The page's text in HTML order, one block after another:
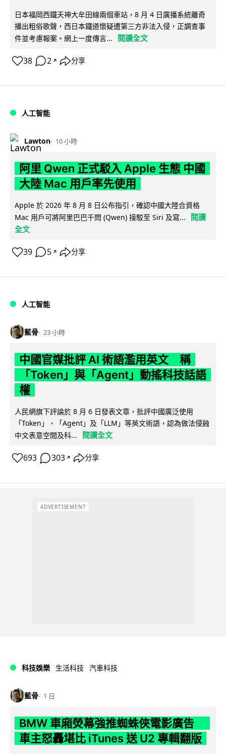
日本福岡西鐵天神大牟田線兩個車站，8 月 4 日廣播系統離奇
播出粗俗歌聲，西日本鐵道懷疑遭第三方非法入侵，正調查事
件並考慮報案。網上一度傳言...
閱讀全文
38 2 ↗ 分享
人工智能
Lawton 10 小時
阿里 Qwen 正式駁入 Apple 生態 中國
大陸 Mac 用戶率先使用
Apple 於 2026 年 8 月 8 日公布指引，確認中國大陸合資格
Mac 用戶可將阿里巴巴千問 (Qwen) 接駁至 Siri 及寫...
閱讀
全文
39 5 ↗ 分享
人工智能
藍骨 23 小時
中國官媒批評 AI 術語濫用英文 稱
「Token」與「Agent」動搖科技話語
權
人民網旗下評論於 8 月 6 日發表文章，批評中國廣泛使用
「Token」、「Agent」及「LLM」等英文術語，認為做法侵蝕
中文表意空間及科...
閱讀全文
693 303 ↗ 分享
ADVERTISEMENT
科技娛樂 生活科技 汽車科技
藍骨 1 日
BMW 車廂熒幕強推蜘蛛俠電影廣告
車主怒轟堪比 iTunes 送 U2 專輯翻版